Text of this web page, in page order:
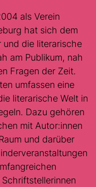
als Verein
hat sich dem
und die literarische
am Publikum, nah
Fragen der Zeit.
umfassen eine
literarische Welt in
Dazu gehören
mit Autor:innen
und darüber